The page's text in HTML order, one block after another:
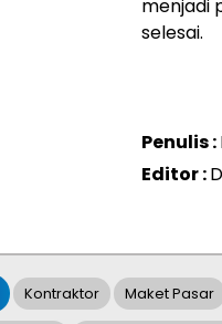
menjadi
selesai.
Penulis :
Editor :
Kontraktor Maket Pasar